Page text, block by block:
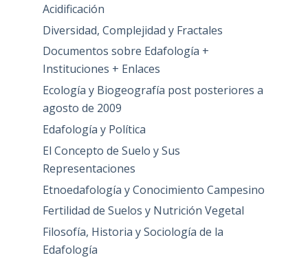
Acidificación
Diversidad, Complejidad y Fractales
Documentos sobre Edafología +
Instituciones + Enlaces
Ecología y Biogeografía post posteriores a
agosto de 2009
Edafología y Política
El Concepto de Suelo y Sus
Representaciones
Etnoedafología y Conocimiento Campesino
Fertilidad de Suelos y Nutrición Vegetal
Filosofía, Historia y Sociología de la
Edafología